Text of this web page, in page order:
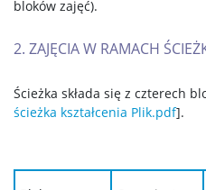
bloków zajęć).
2. ZAJĘCIA W RAMACH
Ścieżka składa się z czterech
ścieżka kształcenia Plik.pdf].